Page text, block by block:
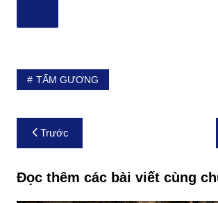
TẤM GƯƠNG
Điều
hướng
bài
viết
Trước
Đọc thêm các bài viết cùng